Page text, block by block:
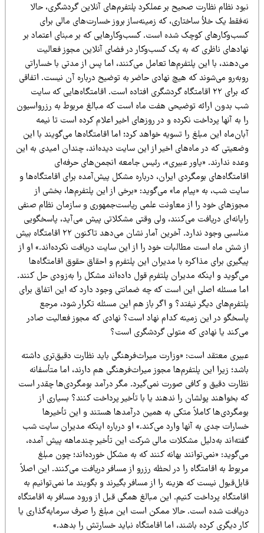
نظام نظارت صحیح بر عملکرد پلتفرم‌های آنلاین گردشگری، حالا
یک خلأ ساختاری، که زمینه‌ساز بروز خسارت‌های مالی برای
کوچک شده است. کسب‌وکارهایی که بر مبنای اعتماد بر
ناظری که به یک کسب‌وکار در فضای آنلاین مجوز فعالیت
بااین پلتفرم‌هاتعامل می‌کنند، اما پس از مدتی با خساراتی
می‌شوند که هیچ نهادی حاضر به توضیح درباره آن نیست. اتفاقی
که برای ۲۲ اقامتگاه گردشگری افتاده است. اقامتگاه‌هایی که سایت
بدون ارائه توضیحی هفت ماه است که مبالغ مربوط به رزرواسیون
به آنها پرداخت نکرده و در روزهای اخیر اعلام کرده است تا نیمه
این مبلغ را تسویه خواهد کرد؛ اما اقامتگاه‌ها می‌گویند با این
که در ماه‌های اخیر از این سایت دیده‌اند، چندان امیدی به این
ندارند. «یاور عبیری»، رئیس جامعه انجمن‌های حرفه‌ای
بومگردی ایران، درباره مشکل پیش‌آمده برای اقامتگاه‌ها و
شب، به «پیام ما» می‌گوید: «برخی از این پلتفرم‌ها، بخشی از
خود را از معاونت علمی ریاست‌جمهوری و سازمان نظام صنفی
دریافت می‌کنند، ولی وقتی مشکلاتی پیش می‌آید، پاسخگویی
مناسبی وجود ندارد. آخرین آمار نشان می‌دهد تاکنون ۲۲ اقامتگاه بیش
شش ماه است مطالبات خود را از این سایت دریافت نکرده‌اند.» او از
برای مذاکره با مدیران این پلتفرم و احقاق حقوق اقامتگاه‌ها
و اینکه مدیران پلتفرم قول داده‌اند مشکل را به‌زودی حل کنند.
مسئله اصلی این است که چه ضمانتی وجود دارد که این اتفاق برای
دیگر نیفتد؟ و اگر باز هم این مسئله تکرار شود، مرجع
در این زمینه کدام نهاد است؟ نهادی که مجوز فعالیت صادر
یا نهادی که متولی گردشگری است؟
معتقد است: «وزارت میراث‌فرهنگی باید نظارت دقیق‌تری داشته
زیرا این پلتفرم‌ها مجوز میراث‌فرهنگی هم دارند، اما متأسفانه
دقیق و کافی صورت نمی‌گیرد. مگر درآمد بومگردی‌ها چقدر است
بخواهند پولشان را ندهند یا با تأخیر پرداخت کنند؟ بسیاری از
کاملاً متکی به همین درآمدها هستند و این تأخیرها
جدی به آنها وارد می‌کند.» او درباره اینکه مدیران سایت شب
به‌دلیل مشکلات مالی شرکت این تأخیر چندماهه پیش آمده،
«نمی‌توانند بهانه کنند که به مشکل خورده‌اند؛ چون مبلغ
به اقامتگاه را در لحظه رزرو از مسافر دریافت می‌کنند. این اصلاً
نیست که هزینه را از مسافر بگیرند و بگویند ما نمی‌توانیم به
پرداخت کنیم. این مبالغ همگی قبل از ورود مسافر به اقامتگاه
شده است. حالا ممکن است این مبلغ را صرف سرمایه‌گذاری یا
دیگری کرده باشند، اما اقامتگاه نباید خسارتش را بدهد.»